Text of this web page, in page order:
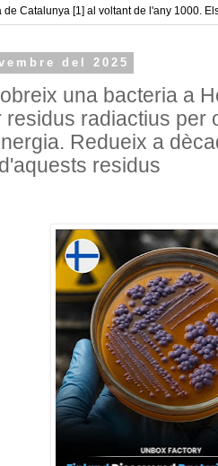
de Catalunya [1] al voltant de l'any 1000.
del 2025
una bacteria a
residus radiactius per
Redueix a
residus